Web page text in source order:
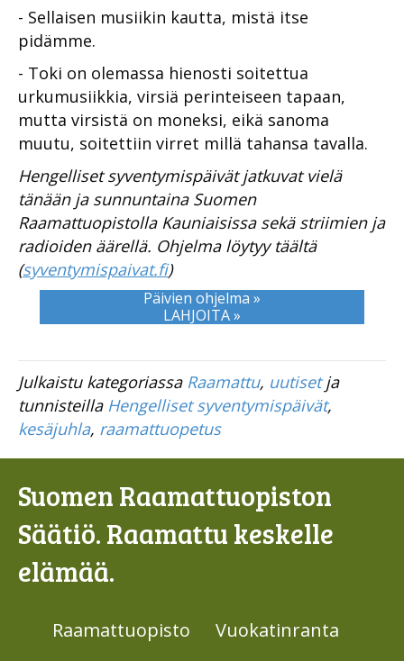
- Sellaisen musiikin kautta, mistä itse
pidämme.
- Toki on olemassa hienosti soitettua
urkumusiikkia, virsiä perinteiseen tapaan,
mutta virsistä on moneksi, eikä sanoma
muutu, soitettiin virret millä tahansa tavalla.
Hengelliset syventymispäivät jatkuvat vielä
tänään ja sunnuntaina Suomen
Raamattuopistolla Kauniaisissa sekä striimien ja
radioiden äärellä. Ohjelma löytyy täältä
(syventymispaivat.fi)
Päivien ohjelma »
LAHJOITA »
Julkaistu kategoriassa Raamattu, uutisetja
tunnisteilla Hengelliset syventymispäivät,
kesäjuhla, raamattuopetus
Suomen Raamattuopiston
Säätiö. Raamattu keskelle
elämää.
Raamattuopisto
Vuokatinranta